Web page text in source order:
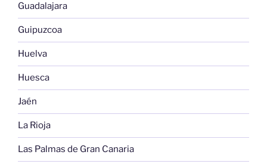
Guadalajara
Guipuzcoa
Huelva
Huesca
Jaén
La Rioja
Las Palmas de Gran Canaria